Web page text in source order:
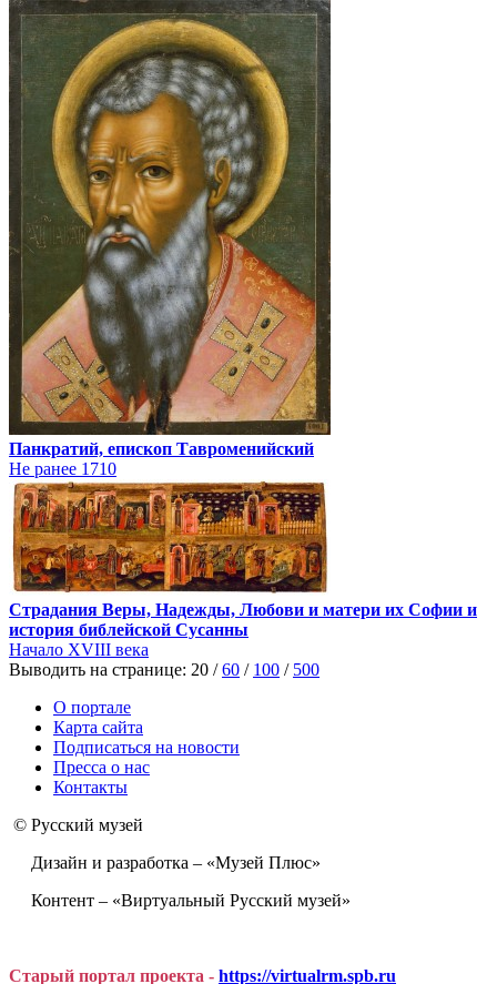
Панкратий, епископ Тавроменийский
Не ранее 1710
Страдания Веры, Надежды, Любови и матери их Софии и
история библейской Сусанны
Начало XVIII века
Выводить на странице: 20 /60 / 100 / 500
О портале
Карта сайта
Подписаться на новости
Пресса о нас
Контакты
© Русский музей
Дизайн и разработка – «Музей Плюс»
Контент – «Виртуальный Русский музей»
Старый портал проекта - https://virtualrm.spb.ru